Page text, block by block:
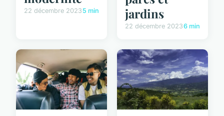
22 décembre 2023 5 min
jardins
22 décembre 20236 min